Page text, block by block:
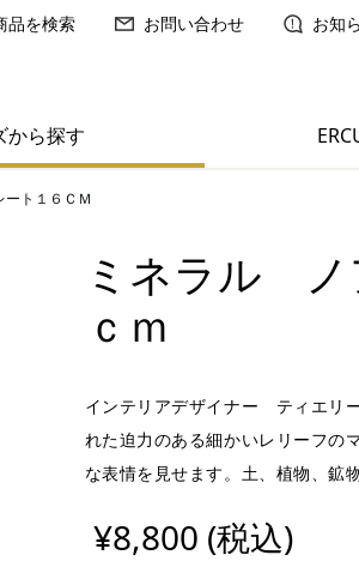
品を検索 お問い合わせ お知
から探す
ト１６ＣＭ
ミネラル ノ
ｃｍ
インテリアデザイナー ティエリ
れた迫力のある細かいレリーフの
な表情を見せます。土、植物、鉱
¥8,800 (税込)